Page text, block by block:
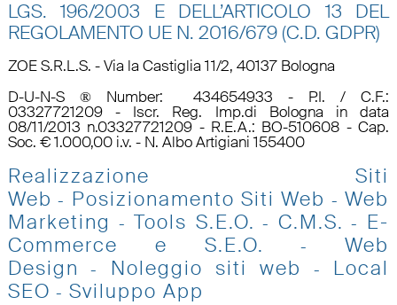
LGS. 196/2003 E DELL’ARTICOLO 13 DEL
REGOLAMENTO UE N. 2016/679 (C.D. GDPR)
ZOE S.R.L.S. - Via la Castiglia 11/2, 40137 Bologna
D-U-N-S ® Number: 434654933 - P.I. / C.F.:
03327721209 - Iscr. Reg. Imp.di Bologna in data
08/11/2013 n.03327721209 - R.E.A.: BO-510608 - Cap.
Soc. € 1.000,00 i.v. - N. Albo Artigiani 155400
Realizzazione Siti
Web - Posizionamento Siti Web -Web
Marketing - Tools S.E.O. - C.M.S. - E-
Commerce e S.E.O.
-Web
Design
- Noleggio siti web - Local
SEO - Sviluppo App